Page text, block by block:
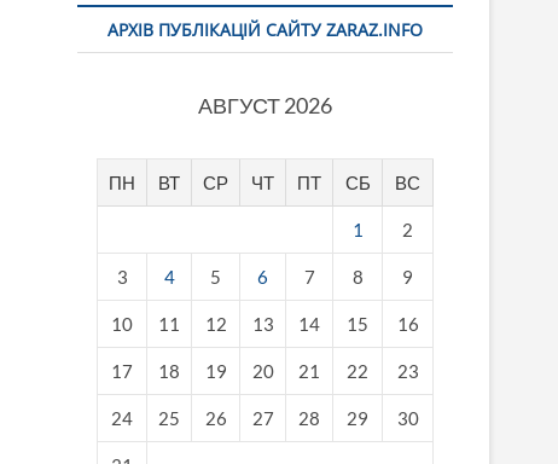
АРХІВ ПУБЛІКАЦІЙ САЙТУ ZARAZ.INFO
АВГУСТ 2026
ПН ВТ СР ЧТ ПТ СБ ВС
1 2
3 4 5 6 7 8 9
10 11 12 13 14 15 16
17 18 19 20 21 22 23
24 25 26 27 28 29 30